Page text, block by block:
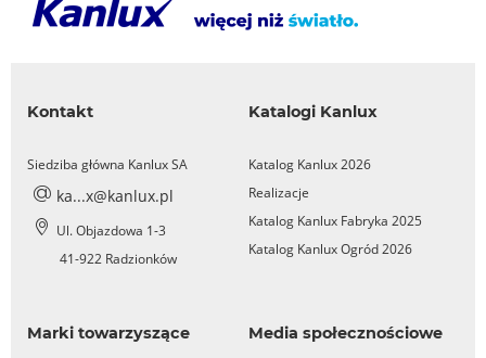
Kontakt
Siedziba główna Kanlux SA
ka...x@kanlux.pl
Ul. Objazdowa 1-3
41-922 Radzionków
Katalogi Kanlux
Katalog Kanlux 2026
Realizacje
Katalog Kanlux Fabryka 2025
Katalog Kanlux Ogród 2026
Marki towarzyszące Media społecznościowe